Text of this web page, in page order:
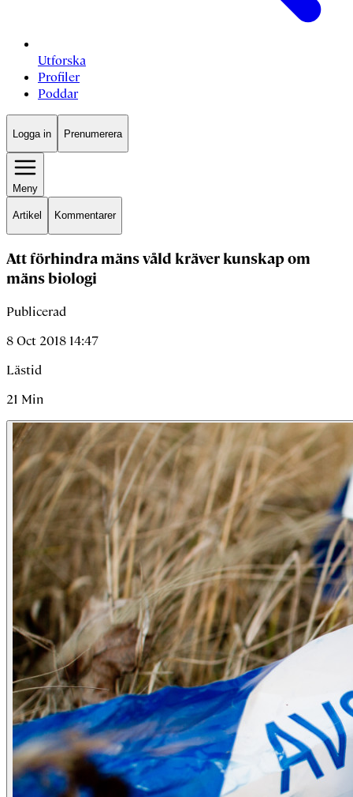
Utforska
Profiler
Poddar
Logga in Prenumerera
Meny
Artikel Kommentarer
Att förhindra mäns våld kräver kunskap om
mäns biologi
Publicerad
8 Oct 2018 14:47
Lästid
21 Min